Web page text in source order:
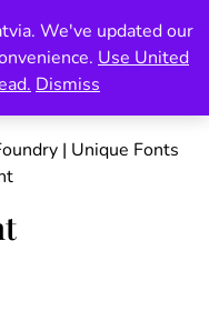
Foundry
| Unique Fonts
We've updated our
Use United
Dismiss